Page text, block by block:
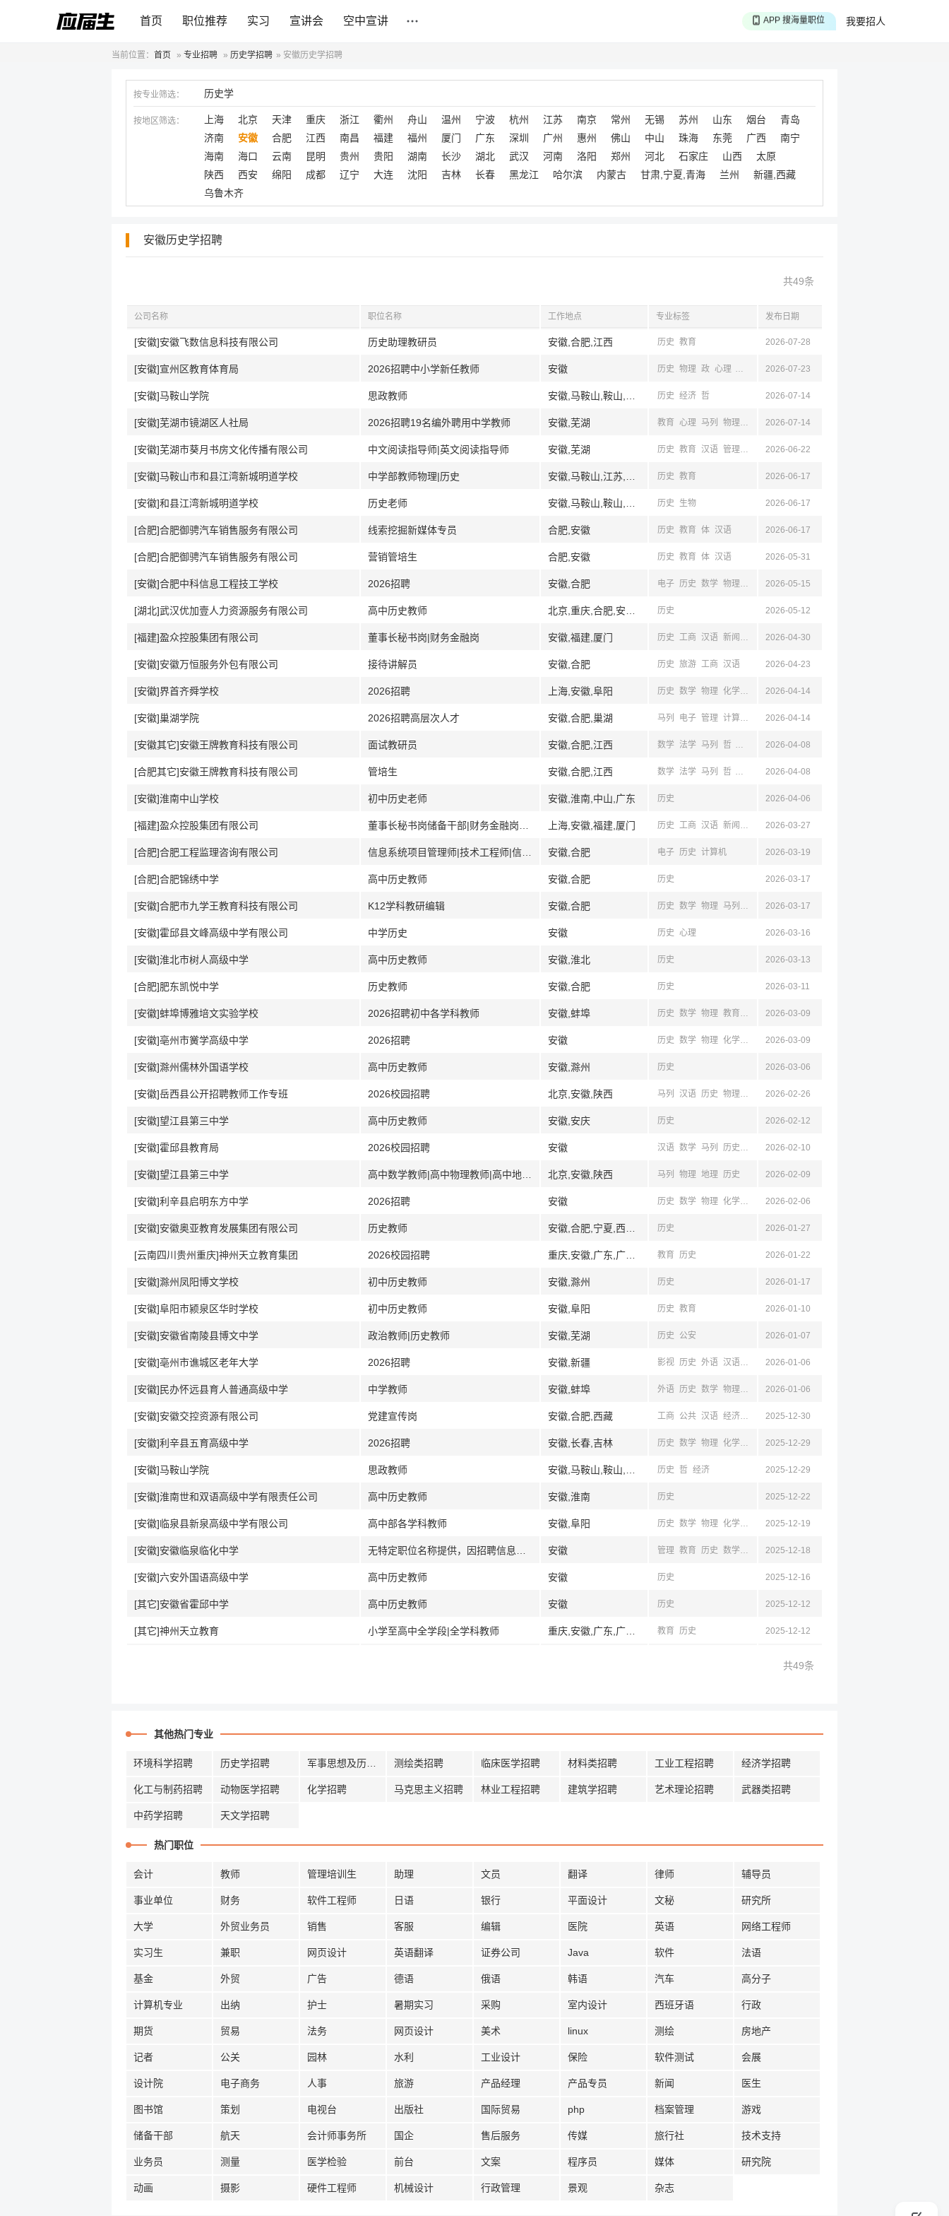
首页 职位推荐 实习 宣讲会 空中宣讲 我要招人
APP 聊投递进度
当前位置： 首页 » 专业招聘 » 历史学招聘 » 安徽历史学招聘
按专业筛选： 历史学
按地区筛选： 上海 北京 天津 重庆 浙江 衢州 舟山 温州 宁波 杭州 江苏 南京 常州 无锡 苏州 山东 烟台
青岛
济南
安徽 合肥 江西 南昌 福建 福州 厦门 广东 深圳 广州 惠州 佛山 中山 珠海 东莞 广西
南宁
海南
海口 云南 昆明 贵州 贵阳 湖南 长沙 湖北 武汉 河南 洛阳 郑州 河北 石家庄 山西
太原
陕西
西安 绵阳 成都 辽宁 大连 沈阳 吉林 长春 黑龙江 哈尔滨 内蒙古 甘肃,宁夏,青海 兰州
新疆,西藏
乌鲁木齐
安徽历史学招聘
共49条
公司名称 职位名称 工作地点 专业标签 发布日期
[安徽]安徽飞数信息科技有限公司 历史助理教研员 安徽,合肥,江西 历史 教育 2026-07-28
[安徽]宣州区教育体育局 2026招聘中小学新任教师 安徽 历史 物理 政 心理 外语 地理 教育 计算机
2026-07-23
[安徽]马鞍山学院 思政教师 历史 经济 哲 2026-07-14
[安徽]芜湖市镜湖区人社局 2026招聘19名编外聘用中学教师 安徽,芜湖 教育 心理 马列 物理 历史 地理 音乐
2026-07-14
[安徽]芜湖市葵月书房文化传播有限公司 中文阅读指导师|英文阅读指导师 安徽,芜湖 历史 教育 汉语 管理 外语 2026-06-22
[安徽]马鞍山市和县江湾新城明道学校 中学部教师物理|历史 历史 教育 2026-06-17
[安徽]和县江湾新城明道学校 历史老师 历史 生物 2026-06-17
[合肥]合肥御骋汽车销售服务有限公司 线索挖掘新媒体专员 合肥,安徽 历史 教育 体 汉语 2026-06-17
[合肥]合肥御骋汽车销售服务有限公司 营销管培生 合肥,安徽 历史 教育 体 汉语 2026-05-31
[安徽]合肥中科信息工程技工学校 2026招聘 安徽,合肥 电子 历史 数学 物理 化学 外语 电商
2026-05-15
[湖北]武汉优加壹人力资源服务有限公司 高中历史教师 历史 2026-05-12
[福建]盈众控股集团有限公司 董事长秘书岗|财务金融岗 安徽,福建,厦门 历史 工商 汉语 新闻 经济 经贸
2026-04-30
[安徽]安徽万恒服务外包有限公司 接待讲解员 安徽,合肥 历史 旅游 工商 汉语 2026-04-23
[安徽]界首齐舜学校 2026招聘 上海,安徽,阜阳 历史 数学 物理 化学 外语 地理 汉语
2026-04-14
[安徽]巢湖学院 2026招聘高层次人才 安徽,合肥,巢湖 马列 电子 管理 计算机 机械 化工 统计
2026-04-14
[安徽其它]安徽王牌教育科技有限公司 面试教研员 安徽,合肥,江西 数学 法学 马列 哲 政 经济 历史 汉语
2026-04-08
[合肥其它]安徽王牌教育科技有限公司 管培生 安徽,合肥,江西 数学 法学 马列 哲 社会 基础医学 政
2026-04-08
[安徽]淮南中山学校 初中历史老师 安徽,淮南,中山,广东 历史 2026-04-06
[福建]盈众控股集团有限公司 上海,安徽,福建,厦门 历史 工商 汉语 新闻 经济 经贸
2026-03-27
[合肥]合肥工程监理咨询有限公司 安徽,合肥 电子 历史 计算机 2026-03-19
[合肥]合肥锦绣中学 高中历史教师 安徽,合肥 历史 2026-03-17
[安徽]合肥市九学王教育科技有限公司 K12学科教研编辑 安徽,合肥 历史 数学 物理 马列 外语 教育 计算机
2026-03-17
[安徽]霍邱县文峰高级中学有限公司 中学历史 安徽 历史 心理 2026-03-16
[安徽]淮北市树人高级中学 高中历史教师 安徽,淮北 历史 2026-03-13
[合肥]肥东凯悦中学 历史教师 安徽,合肥 历史 2026-03-11
[安徽]蚌埠博雅培文实验学校 2026招聘初中各学科教师 安徽,蚌埠 历史 数学 物理 教育 汉语 建筑
2026-03-09
[安徽]亳州市黉学高级中学 2026招聘 安徽 历史 数学 物理 化学 生物 马列 地理
2026-03-09
[安徽]滁州儒林外国语学校 高中历史教师 安徽,滁州 历史 2026-03-06
[安徽]岳西县公开招聘教师工作专班 2026校园招聘 北京,安徽,陕西 马列 汉语 历史 物理 生物 数学 地理
2026-02-26
[安徽]望江县第三中学 高中历史教师 安徽,安庆 历史 2026-02-12
[安徽]霍邱县教育局 2026校园招聘 安徽 汉语 数学 马列 历史 物理 生物 材料
2026-02-10
[安徽]望江县第三中学 北京,安徽,陕西 马列 物理 地理 历史 2026-02-09
[安徽]利辛县启明东方中学 2026招聘 安徽 历史 数学 物理 化学 马列 外语 地理
2026-02-06
[安徽]安徽奥亚教育发展集团有限公司 历史教师 历史 2026-01-27
[云南四川贵州重庆]神州天立教育集团 2026校园招聘 教育 历史 2026-01-22
[安徽]滁州凤阳博文学校 初中历史教师 安徽,滁州 历史 2026-01-17
[安徽]阜阳市颍泉区华时学校 初中历史教师 安徽,阜阳 历史 教育 2026-01-10
[安徽]安徽省南陵县博文中学 政治教师|历史教师 安徽,芜湖 历史 公安 2026-01-07
[安徽]亳州市谯城区老年大学 2026招聘 安徽,新疆 影视 历史 外语 汉语 马列 新闻
2026-01-06
[安徽]民办怀远县育人普通高级中学 中学教师 安徽,蚌埠 外语 历史 数学 物理 生物 音乐 地理
2026-01-06
[安徽]安徽交控资源有限公司 党建宣传岗 安徽,合肥,西藏 工商 公共 汉语 经济 历史 管理 法学
2025-12-30
[安徽]利辛县五育高级中学 2026招聘 安徽,长春,吉林 历史 数学 物理 化学 生物 马列 外语
2025-12-29
[安徽]马鞍山学院 思政教师 历史 哲 经济 2025-12-29
[安徽]淮南世和双语高级中学有限责任公司 高中历史教师 安徽,淮南 历史 2025-12-22
[安徽]临泉县新泉高级中学有限公司 高中部各学科教师 安徽,阜阳 历史 数学 物理 化学 生物 生工 汉语
2025-12-19
[安徽]安徽临泉临化中学 安徽 管理 教育 历史 数学 物理 化学 外语
2025-12-18
[安徽]六安外国语高级中学 高中历史教师 安徽 历史 2025-12-16
[其它]安徽省霍邱中学 高中历史教师 安徽 历史 2025-12-12
[其它]神州天立教育 小学至高中全学段|全学科教师 教育 历史 2025-12-12
共49条
其他热门专业
环境科学招聘 历史学招聘 测绘类招聘 临床医学招聘 材料类招聘 工业工程招聘 经济学招聘
化工与制药招聘 动物医学招聘 化学招聘 马克思主义招聘 林业工程招聘 建筑学招聘 艺术理论招聘 武器类招聘
中药学招聘 天文学招聘
热门职位
会计 教师 管理培训生 助理 文员 翻译 律师 辅导员
事业单位 财务 软件工程师 日语 银行 平面设计 文秘 研究所
大学 外贸业务员 销售 客服 编辑 医院 英语 网络工程师
实习生 兼职 网页设计 英语翻译 证券公司 Java 软件 法语
基金 外贸 广告 德语 俄语 韩语 汽车 高分子
计算机专业 出纳 护士 暑期实习 采购 室内设计 西班牙语 行政
期货 贸易 法务 网页设计 美术 linux 测绘 房地产
记者 公关 园林 水利 工业设计 保险 软件测试 会展
设计院 电子商务 人事 旅游 产品经理 产品专员 新闻 医生
图书馆 策划 电视台 出版社 国际贸易 php 档案管理 游戏
储备干部 航天 会计师事务所 国企 售后服务 传媒 旅行社 技术支持
业务员 测量 医学检验 前台 文案 程序员 媒体 研究院
动画 摄影 硬件工程师 机械设计 行政管理 景观 杂志